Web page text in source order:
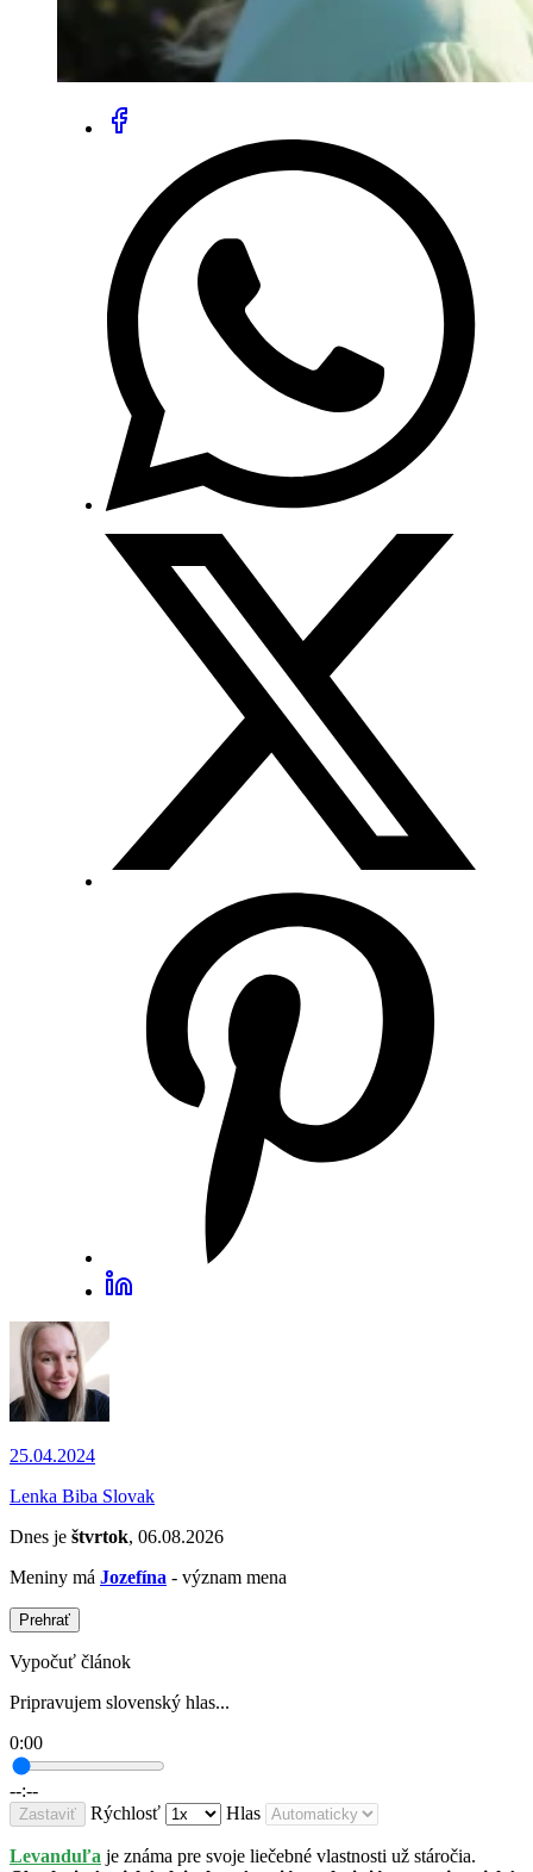
25.04.2024
Lenka Biba Slovak
Dnes je štvrtok, 06.08.2026
Meniny má Jozefína - význam mena
Prehrať
Vypočuť článok
Pripravujem slovenský hlas...
0:00
--:--
Zastaviť Rýchlosť Hlas
Levanduľa je známa pre svoje liečebné vlastnosti už stáročia.